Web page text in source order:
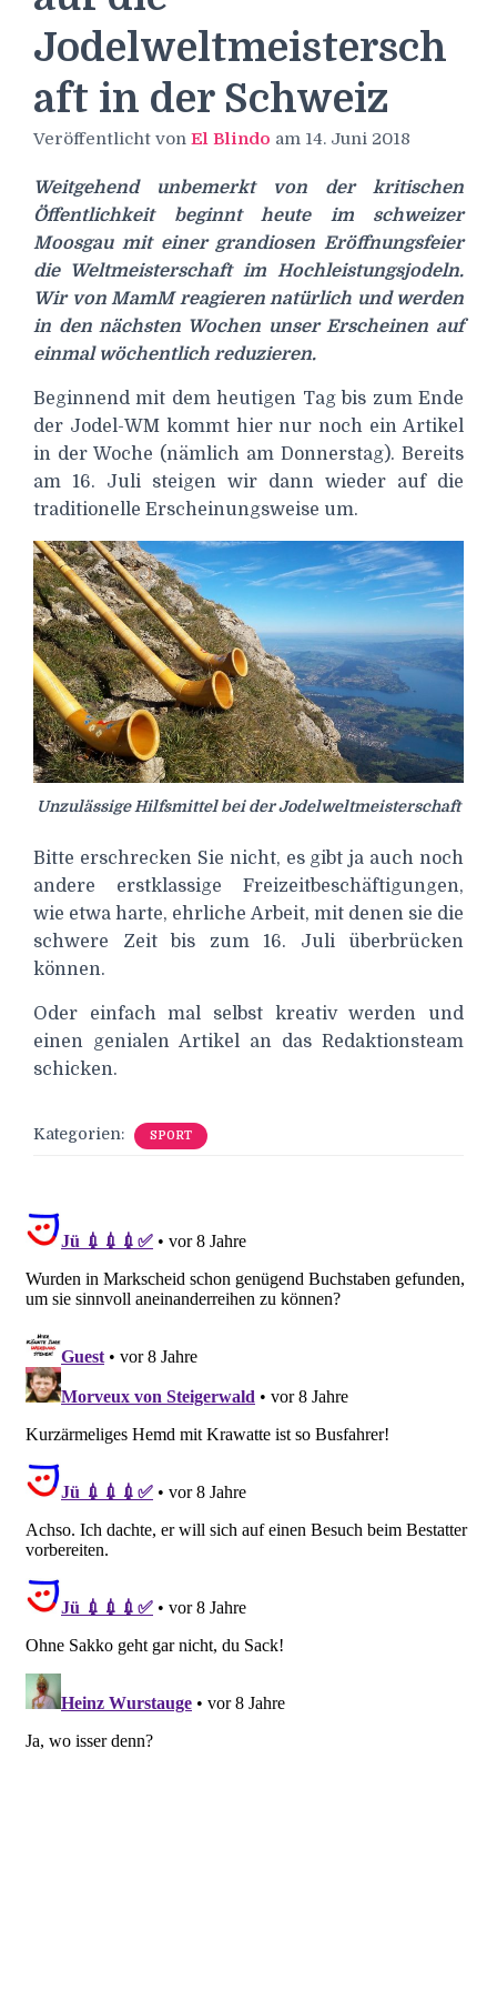
Jodelweltmeistersch
aft in der Schweiz
Veröffentlicht von El Blindo am 14. Juni 2018
Weitgehend unbemerkt von der kritischen
Öffentlichkeit beginnt heute im schweizer
Moosgau mit einer grandiosen Eröffnungsfeier
die Weltmeisterschaft im Hochleistungsjodeln.
Wir von MamM reagieren natürlich und werden
in den nächsten Wochen unser Erscheinen auf
einmal wöchentlich reduzieren.
Beginnend mit dem heutigen Tag bis zum Ende
der Jodel-WM kommt hier nur noch ein Artikel
in der Woche (nämlich am Donnerstag). Bereits
am 16. Juli steigen wir dann wieder auf die
traditionelle Erscheinungsweise um.
Unzulässige Hilfsmittel bei der Jodelweltmeisterschaft
Bitte erschrecken Sie nicht, es gibt ja auch noch
andere erstklassige Freizeitbeschäftigungen,
wie etwa harte, ehrliche Arbeit, mit denen sie die
schwere Zeit bis zum 16. Juli überbrücken
können.
Oder einfach mal selbst kreativ werden und
einen genialen Artikel an das Redaktionsteam
schicken.
Kategorien: SPORT